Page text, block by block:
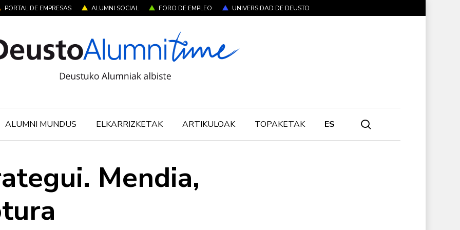
PORTAL DE EMPRESAS ALUMNI SOCIAL FORO DE EMPLEO UNIVERSIDAD DE DEUSTO
ALUMNI MUNDUS ELKARRIZKETAK ARTIKULOAK TOPAKETAK ES
Mendia,